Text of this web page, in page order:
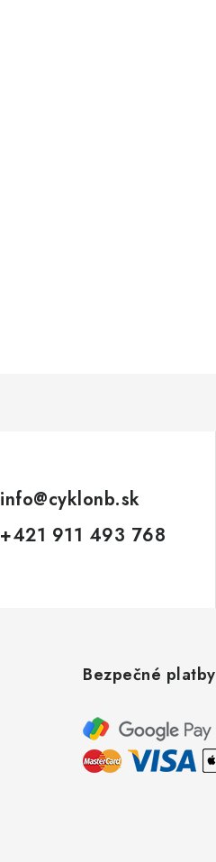
info@cyklonb.sk
+421 911 493 768
Bezpečné platby